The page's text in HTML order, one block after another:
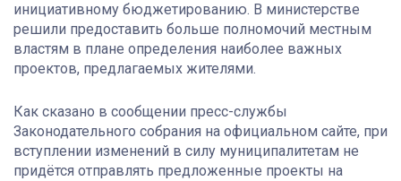
инициативному бюджетированию. В министерстве
решили предоставить больше полномочий местным
властям в плане определения наиболее важных
проектов, предлагаемых жителями.
Как сказано в сообщении пресс-службы
Законодательного собрания на официальном сайте, при
вступлении изменений в силу муниципалитетам не
придётся отправлять предложенные проекты на